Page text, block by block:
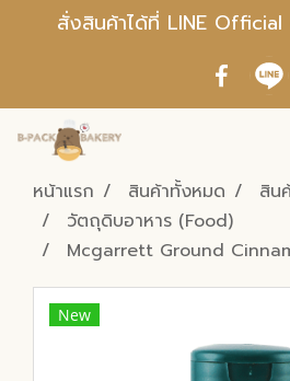
สั่งสินค้าได้ที่ LINE
หน้าแรก สินค้าทั้งหมด
สิน
วัตถุดิบอาหาร (Food)
Mcgarrett Ground
New